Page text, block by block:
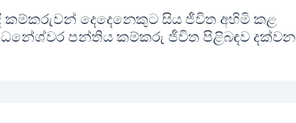
කම්කරුවන් දෙදෙනෙකුට සිය ජීවිත අහිමි කළ
පන්තිය කම්කරු ජීවිත පිළිබඳව දක්වන